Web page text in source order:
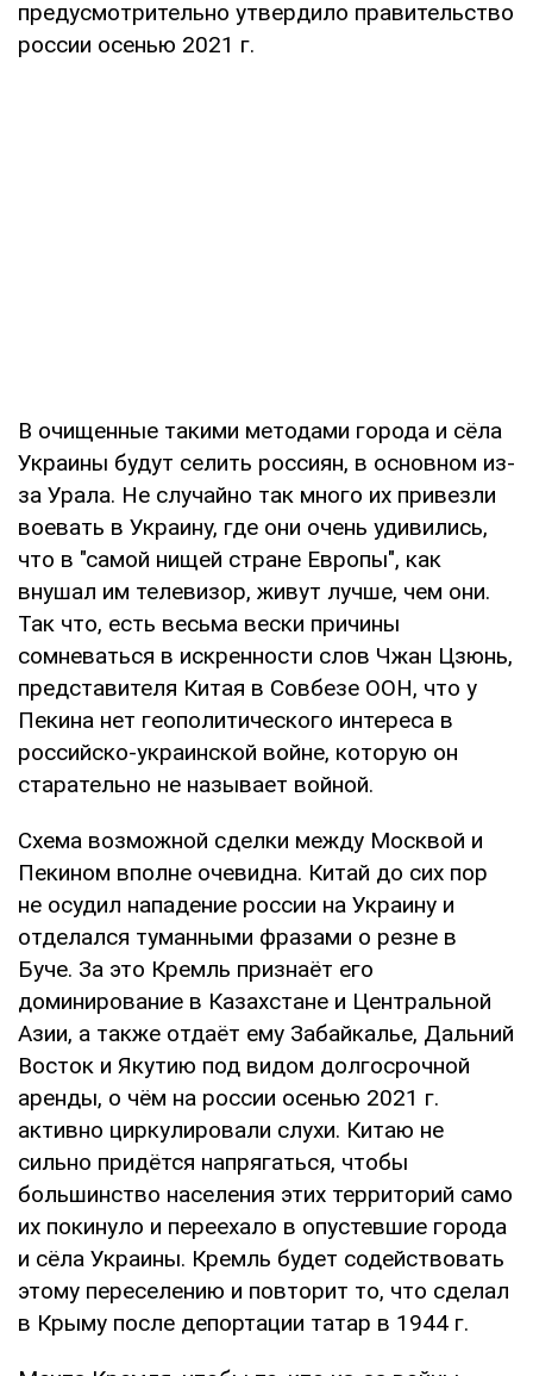
предусмотрительно утвердило правительство
россии осенью 2021 г.
В очищенные такими методами города и сёла
Украины будут селить россиян, в основном из-
за Урала. Не случайно так много их привезли
воевать в Украину, где они очень удивились,
что в "самой нищей стране Европы", как
внушал им телевизор, живут лучше, чем они.
Так что, есть весьма вески причины
сомневаться в искренности слов Чжан Цзюнь,
представителя Китая в Совбезе ООН, что у
Пекина нет геополитического интереса в
российско-украинской войне, которую он
старательно не называет войной.
Схема возможной сделки между Москвой и
Пекином вполне очевидна. Китай до сих пор
не осудил нападение россии на Украину и
отделался туманными фразами о резне в
Буче. За это Кремль признаёт его
доминирование в Казахстане и Центральной
Азии, а также отдаёт ему Забайкалье, Дальний
Восток и Якутию под видом долгосрочной
аренды, о чём на россии осенью 2021 г.
активно циркулировали слухи. Китаю не
сильно придётся напрягаться, чтобы
большинство населения этих территорий само
их покинуло и переехало в опустевшие города
и сёла Украины. Кремль будет содействовать
этому переселению и повторит то, что сделал
в Крыму после депортации татар в 1944 г.